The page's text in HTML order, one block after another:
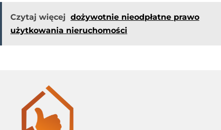
Czytaj więcej dożywotnie nieodpłatne prawo
użytkowania nieruchomości